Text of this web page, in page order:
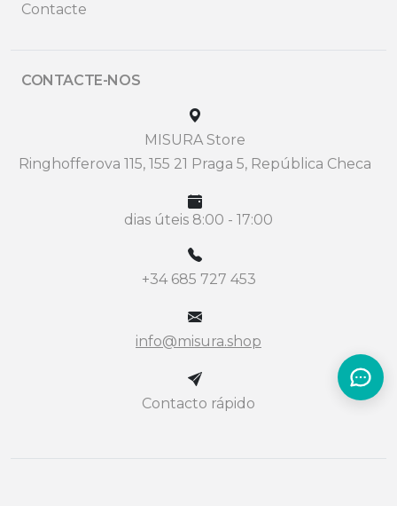
Contacte
CONTACTE-NOS
MISURA Store
Ringhofferova 115, 155 21 Praga 5, República Checa
dias úteis 8:00 - 17:00
+34 685 727 453
info@misura.shop
Contacto rápido